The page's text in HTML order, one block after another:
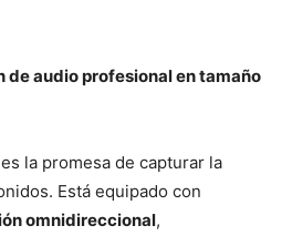
de audio profesional en tamaño
la promesa de capturar la
Está equipado con
omnidireccional,